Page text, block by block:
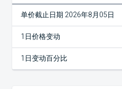
单价截止日期 2026年8月05日
1日价格变动
1日变动百分比